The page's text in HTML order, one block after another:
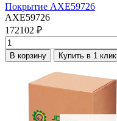
Покрытие AXE59726
AXE59726
172102 ₽
В корзину Купить в 1 клик